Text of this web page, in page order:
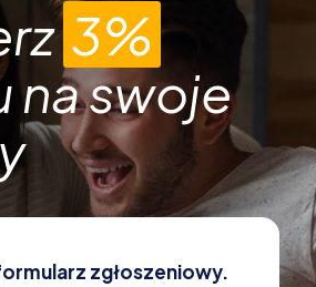
3%
na swoje
zgłoszeniowy.